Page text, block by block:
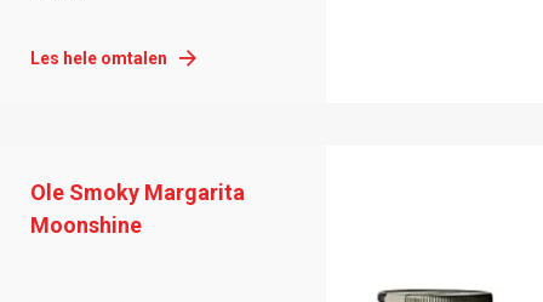
Les hele omtalen
Ole Smoky Margarita
Moonshine